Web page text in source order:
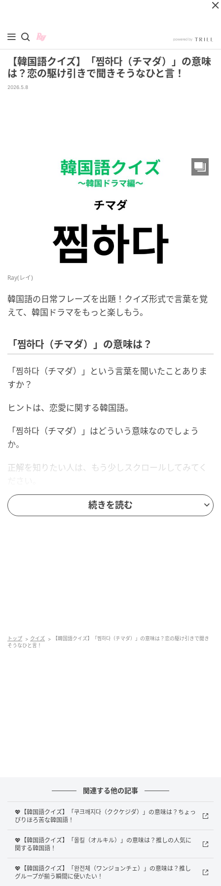
【韓国語クイズ】「찜하다（チマダ）」の意味
は？恋の駆け引きで聞きそうなひと言！
2026.5.8
Ray(レイ)
韓国語の日常フレーズを出題！クイズ形式で言葉を覚
えて、韓国ドラマをもっと楽しもう。
「찜하다（チマダ）」の意味は？
「찜하다（チマダ）」という言葉を聞いたことありま
すか？
ヒントは、恋愛に関する韓国語。
「찜하다（チマダ）」はどういう意味なのでしょう
か。
正解を知りたい人は、もう少しスクロールしてみてく
果たして、正解は？
正解は、「決めておく」
「찜하다（チマダ）」は、「つばをつける、決めてお
く」という意味の韓国語です。
続きを読む
トップ クイズ
【韓国語クイズ】「찜하다（チマダ）」の意味は？恋の駆け引きで聞き
そうなひと言！
関連する他の記事
💖【韓国語クイズ】「쿠크깨지다（ククケジダ）」の意味は？ちょっ
ぴりほろ苦な韓国語！
💖【韓国語クイズ】「올킬（オルキル）」の意味は？推しの人気に
関する韓国語！
💖【韓国語クイズ】「완전체（ワンジョンチェ）」の意味は？推し
グループが揃う瞬間に使いたい！